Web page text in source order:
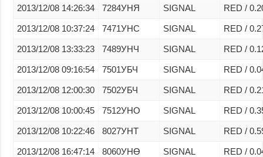
2013/12/08 14:26:34 7284УНЯ SIGNAL RED /
2013/12/08 10:37:24 7471УНС SIGNAL RED /
2013/12/08 13:33:23 7489УНЧ SIGNAL RED /
2013/12/08 09:16:54 7501УБЧ SIGNAL RED /
2013/12/08 12:00:30 7502УБЧ SIGNAL RED /
2013/12/08 10:00:45 7512УНО SIGNAL RED /
2013/12/08 10:22:46 8027УНТ SIGNAL RED /
2013/12/08 16:47:14 8060УНӨ SIGNAL RED /